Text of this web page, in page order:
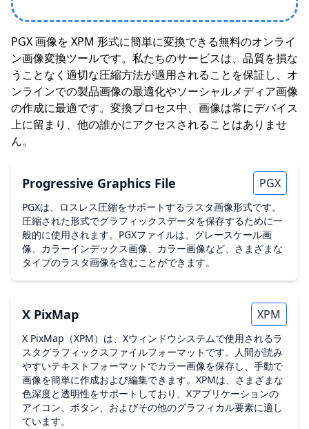
PGX 画像を XPM 形式に簡単に変換できる無料のオンライ
ン画像変換ツールです。私たちのサービスは、品質を損な
うことなく適切な圧縮方法が適用されることを保証し、オ
ンラインでの製品画像の最適化やソーシャルメディア画像
の作成に最適です。変換プロセス中、画像は常にデバイス
上に留まり、他の誰かにアクセスされることはありませ
ん。
Progressive Graphics File PGX
PGXは、ロスレス圧縮をサポートするラスタ画像形式です。
圧縮された形式でグラフィックスデータを保存するために一
般的に使用されます。PGXファイルは、グレースケール画
像、カラーインデックス画像、カラー画像など、さまざまな
タイプのラスタ画像を含むことができます。
X PixMap XPM
X PixMap（XPM）は、Xウィンドウシステムで使用されるラ
スタグラフィックスファイルフォーマットです。人間が読み
やすいテキストフォーマットでカラー画像を保存し、手動で
画像を簡単に作成および編集できます。XPMは、さまざまな
色深度と透明性をサポートしており、Xアプリケーションの
アイコン、ボタン、およびその他のグラフィカル要素に適し
ています。